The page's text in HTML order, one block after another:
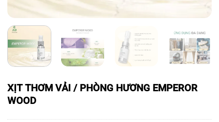
XỊT THƠM VẢI / PHÒNG HƯƠNG EMPEROR
WOOD